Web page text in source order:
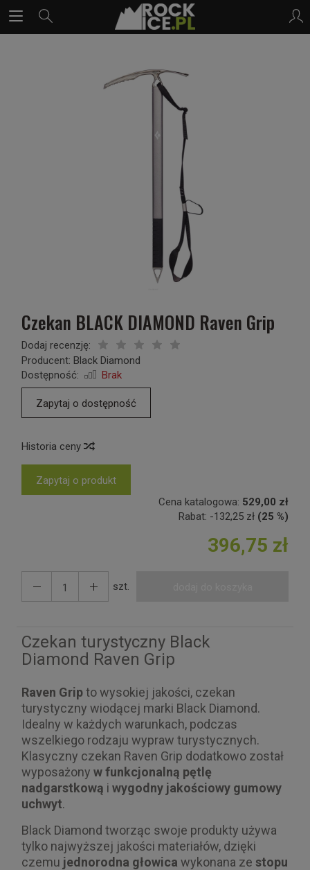
Czekan BLACK DIAMOND Raven Grip
Dodaj recenzję:
Producent: Black Diamond
Dostępność:
Brak
Zapytaj o dostępność
Historia ceny
Zapytaj o produkt
Cena katalogowa: 529,00 zł
Rabat: -132,25 zł (25 %)
396,75 zł
szt.
Czekan turystyczny Black
Diamond Raven Grip
Raven Gripto wysokiej jakości, czekan
turystyczny wiodącej marki Black Diamond.
Idealny w każdych warunkach, podczas
wszelkiego rodzaju wypraw turystycznych.
Klasyczny czekan Raven Grip dodatkowo został
wyposażony w funkcjonalną pętlę
nadgarstkową i wygodny jakościowy gumowy
uchwyt.
Black Diamond tworząc swoje produkty używa
tylko najwyższej jakości materiałów, dzięki
czemu jednorodna głowica wykonana ze stopu